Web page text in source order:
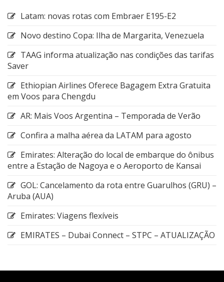
Latam: novas rotas com Embraer E195-E2
Novo destino Copa: Ilha de Margarita, Venezuela
TAAG informa atualização nas condições das tarifas
Saver
Ethiopian Airlines Oferece Bagagem Extra Gratuita
em Voos para Chengdu
AR: Mais Voos Argentina – Temporada de Verão
Confira a malha aérea da LATAM para agosto
Emirates: Alteração do local de embarque do ônibus
entre a Estação de Nagoya e o Aeroporto de Kansai
GOL: Cancelamento da rota entre Guarulhos (GRU) –
Aruba (AUA)
Emirates: Viagens flexíveis
EMIRATES – Dubai Connect – STPC – ATUALIZAÇÃO